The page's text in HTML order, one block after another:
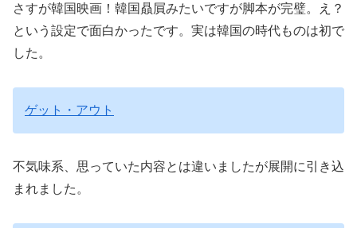
さすが韓国映画！韓国贔屓みたいですが脚本が完璧。え？
という設定で面白かったです。実は韓国の時代ものは初で
した。
ゲット・アウト
不気味系、思っていた内容とは違いましたが展開に引き込
まれました。